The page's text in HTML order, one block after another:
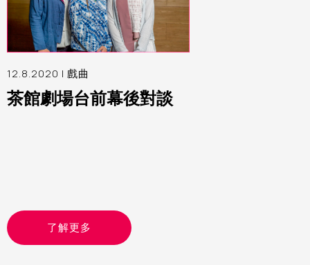
12.8.2020 | 戲曲
茶館劇場台前幕後對談
了解更多